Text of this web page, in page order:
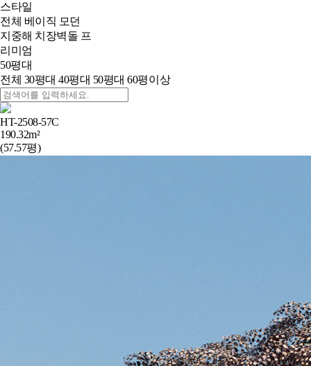
스타일
전체 베이직 모던
지중해 치장벽돌 프
리미엄
50평대
전체 30평대 40평대 50평대 60평이상
HT-2508-57C
190.32m²
(57.57평)